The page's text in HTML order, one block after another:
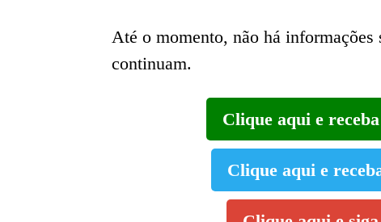
Até o momento, não há informações
continuam.
Clique aqui e
Clique aqui e